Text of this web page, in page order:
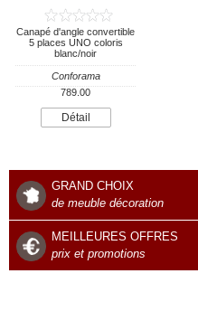
Canapé d'angle convertible
5 places UNO coloris
blanc/noir
Conforama
789.00
Détail
GRAND CHOIX
de meuble décoration
MEILLEURES OFFRES
prix et promotions